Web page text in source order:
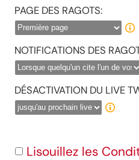
PAGE DES RAGOTS:
NOTIFICATIONS DES
DÉSACTIVATION DU LIVE
Lisouillez les